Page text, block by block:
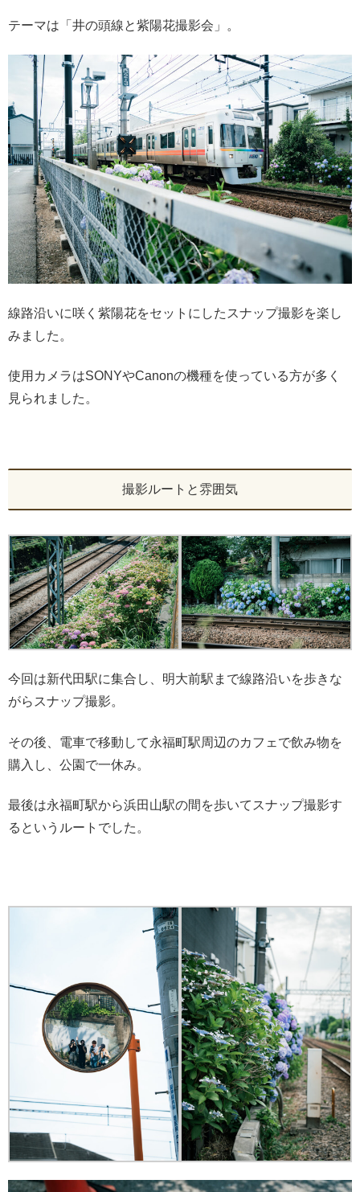
テーマは「井の頭線と紫陽花撮影会」。
線路沿いに咲く紫陽花をセットにしたスナップ撮影を楽し
みました。
使用カメラはSONYやCanonの機種を使っている方が多く
見られました。
撮影ルートと雰囲気
今回は新代田駅に集合し、明大前駅まで線路沿いを歩きな
がらスナップ撮影。
その後、電車で移動して永福町駅周辺のカフェで飲み物を
購入し、公園で一休み。
最後は永福町駅から浜田山駅の間を歩いてスナップ撮影す
るというルートでした。